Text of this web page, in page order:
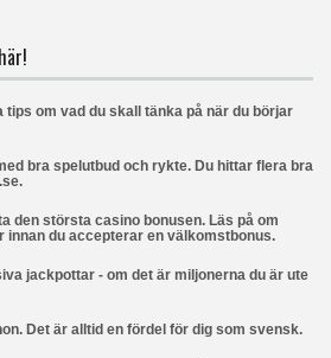
tips om vad du skall tänka på när du börjar
bra spelutbud och rykte. Du hittar flera bra
den största casino bonusen. Läs på om
du accepterar en välkomstbonus.
jackpottar - om det är miljonerna du är ute
Det är alltid en fördel för dig som svensk.